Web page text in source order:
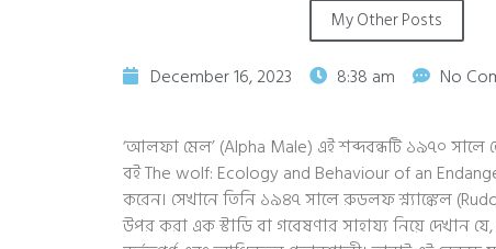
My Other Posts
December 16, 2023 8:38 am No
‘আলফা মেল’ (Alpha Male) এই শব্দবন্ধটি ১৯৭০
বই The wolf: Ecology and Behaviour of an
করেন। সেখানে তিনি ১৯৪৭ সালে রুডলফ শ্ন্যাঙ্কেল
উপর করা এক স্টাডি বা গবেষণার সাহায্য নিয়ে দেখান